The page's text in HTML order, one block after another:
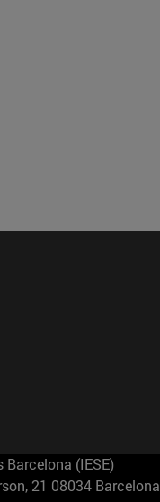
Barcelona (IESE)
21 08034 Barcelona